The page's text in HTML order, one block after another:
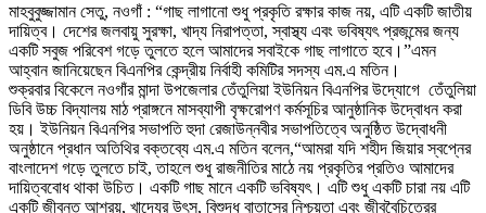
মাহবুবুজ্জামান সেতু, নওগাঁ : “গাছ লাগানো শুধু প্রকৃতি রক্ষার কাজ নয়, এটি একটি জাতীয়
দায়িত্ব। দেশের জলবায়ু সুরক্ষা, খাদ্য নিরাপত্তা, স্বাস্থ্য এবং ভবিষ্যৎ প্রজন্মের জন্য
একটি সবুজ পরিবেশ গড়ে তুলতে হলে আমাদের সবাইকে গাছ লাগাতে হবে।”এমন
আহ্বান জানিয়েছেন বিএনপির কেন্দ্রীয় নির্বাহী কমিটির সদস্য এম.এ মতিন।
শুক্রবার বিকেলে নওগাঁর মান্দা উপজেলার তেঁতুলিয়া ইউনিয়ন বিএনপির উদ্যোগে তেঁতুলিয়া
ডিবি উচ্চ বিদ্যালয় মাঠ প্রাঙ্গনে মাসব্যাপী বৃক্ষরোপণ কর্মসূচির আনুষ্ঠানিক উদ্বোধন করা
হয়। ইউনিয়ন বিএনপির সভাপতি হুদা রেজাউন্নবীর সভাপতিত্বে অনুষ্ঠিত উদ্বোধনী
অনুষ্ঠানে প্রধান অতিথির বক্তব্যে এম.এ মতিন বলেন,“আমরা যদি শহীদ জিয়ার স্বপ্নের
বাংলাদেশ গড়ে তুলতে চাই, তাহলে শুধু রাজনীতির মাঠে নয় প্রকৃতির প্রতিও আমাদের
দায়িত্ববোধ থাকা উচিত। একটি গাছ মানে একটি ভবিষ্যৎ। এটি শুধু একটি চারা নয় এটি
একটি জীবন্ত আশ্রয়, খাদ্যের উৎস, বিশুদ্ধ বাতাসের নিশ্চয়তা এবং জীববৈচিত্রের